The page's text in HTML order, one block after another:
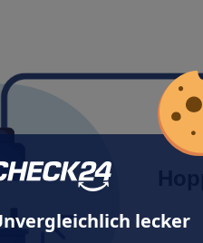
lecker